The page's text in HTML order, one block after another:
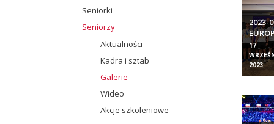
Seniorki
Seniorzy
Aktualności
Kadra i sztab
Galerie
Wideo
Akcje szkoleniowe
2023-
FOT.
17
2023